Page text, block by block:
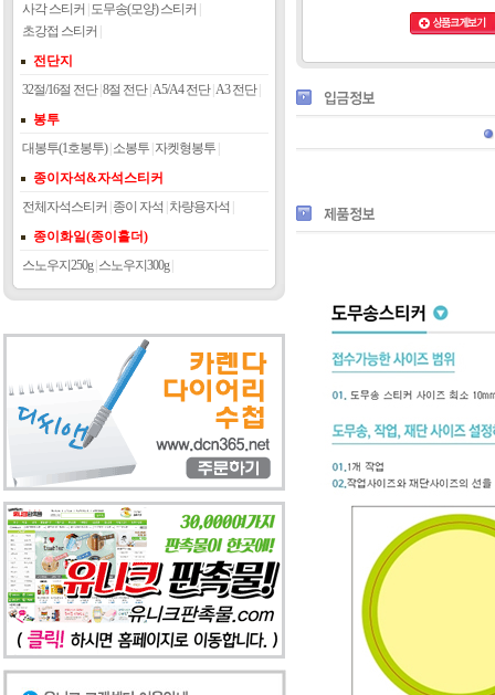
사각 스티커 도무송(모양) 스티커
초강접 스티커
전단지
32절/16절 전단| 8절 전단| A5/A4 전단| A3 전단|
봉투
대봉투(1호봉투)| 소봉투 자켓형봉투
종이자석&자석스티커
전체자석스티커 종이 자석 차량용자석
종이화일(종이홀더)
스노우지250g| 스노우지300g|